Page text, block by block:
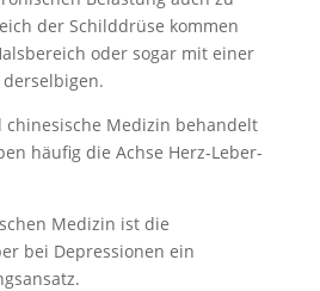
der Schilddrüse kommen
oder sogar mit einer
Medizin behandelt
häufig die Achse Herz-Leber-
Medizin ist die
bei Depressionen ein